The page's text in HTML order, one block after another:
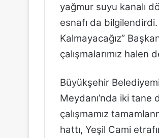
yağmur suyu kanalı
esnafı da bilgilendirdi.
Kalmayacağız”
çalışmalarımız halen
Büyükşehir
Meydanı’nda iki
çalışmamız
hattı, Yeşil Cami